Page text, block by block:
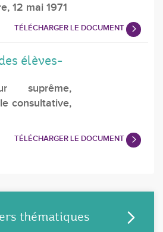
TÉLÉCHARGER LE DOCUMENT
12 mai 1971
élèves-
TÉLÉCHARGER LE DOCUMENT
suprême,
consultative,
thématiques